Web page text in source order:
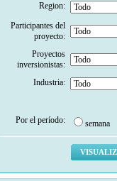
Region:
Participantes del
proyecto:
Proyectos
inversionistas:
Industria:
Por el período: semana